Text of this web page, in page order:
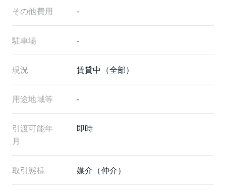
その他費用 -
駐車場 -
現況 賃貸中（全部）
用途地域等 -
引渡可能年
月
即時
取引態様 媒介（仲介）